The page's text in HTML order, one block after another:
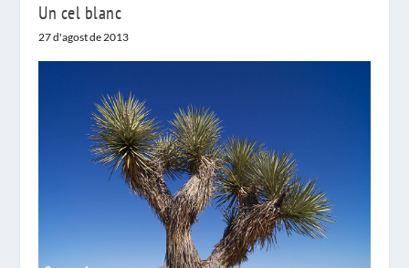
Un cel blanc
27 d'agost de 2013